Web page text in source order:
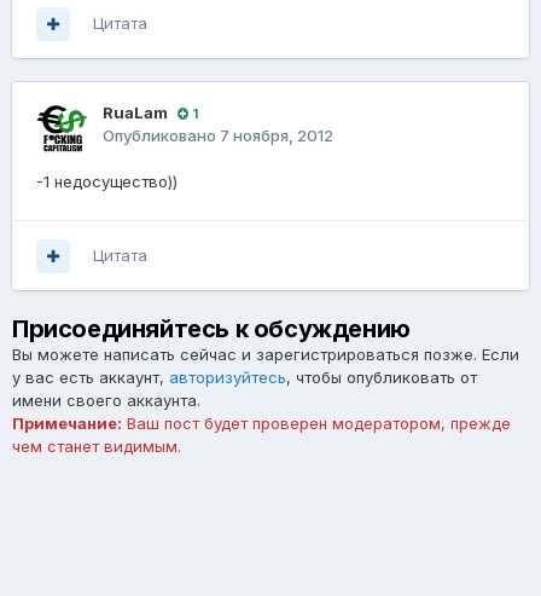
Цитата
RuaLam 1
Опубликовано 7 ноября, 2012
-1 недосущество))
Цитата
Присоединяйтесь к обсуждению
Вы можете написать сейчас и зарегистрироваться позже. Если
у вас есть аккаунт, авторизуйтесь, чтобы опубликовать от
имени своего аккаунта.
Примечание: Ваш пост будет проверен модератором, прежде
чем станет видимым.